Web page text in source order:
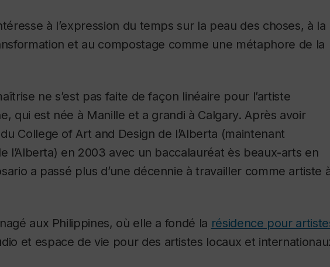
à l’expression du temps sur la peau des choses, à la
et au compostage comme une métaphore de la
ne s’est pas faite de façon linéaire pour l’artiste
qui est née à Manille et a grandi à Calgary. Après avoir
College of Art and Design de l’Alberta (maintenant
l’Alberta) en 2003 avec un baccalauréat ès beaux-arts en
a passé plus d’une décennie à travailler comme artiste
aux Philippines, où elle a fondé la résidence pour
et espace de vie pour des artistes locaux et